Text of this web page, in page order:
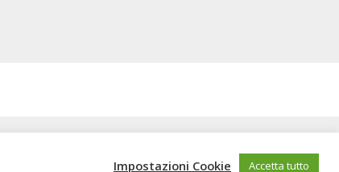
Impostazioni Cookie Accetta tutto